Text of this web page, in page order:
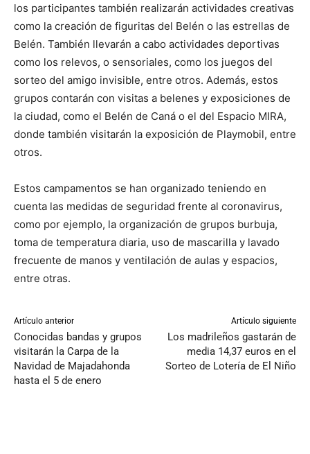
los participantes también realizarán actividades creativas
como la creación de figuritas del Belén o las estrellas de
Belén. También llevarán a cabo actividades deportivas
como los relevos, o sensoriales, como los juegos del
sorteo del amigo invisible, entre otros. Además, estos
grupos contarán con visitas a belenes y exposiciones de
la ciudad, como el Belén de Caná o el del Espacio MIRA,
donde también visitarán la exposición de Playmobil, entre
otros.
Estos campamentos se han organizado teniendo en
cuenta las medidas de seguridad frente al coronavirus,
como por ejemplo, la organización de grupos burbuja,
toma de temperatura diaria, uso de mascarilla y lavado
frecuente de manos y ventilación de aulas y espacios,
entre otras.
Artículo anterior
Conocidas bandas y grupos
visitarán la Carpa de la
Navidad de Majadahonda
hasta el 5 de enero
Artículo siguiente
Los madrileños gastarán de
media 14,37 euros en el
Sorteo de Lotería de El Niño